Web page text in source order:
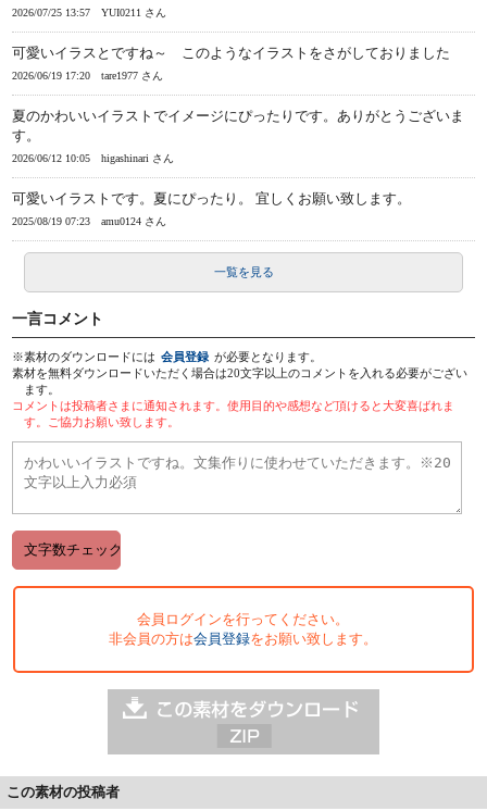
2026/07/25 13:57 YUI0211 さん
可愛いイラスとですね～ このようなイラストをさがしておりました
2026/06/19 17:20 tare1977 さん
夏のかわいいイラストでイメージにぴったりです。ありがとうございま
す。
2026/06/12 10:05 higashinari さん
可愛いイラストです。夏にぴったり。 宜しくお願い致します。
2025/08/19 07:23 amu0124 さん
一覧を見る
一言コメント
※素材のダウンロードには 会員登録 が必要となります。
素材を無料ダウンロードいただく場合は20文字以上のコメントを入れる必要がござい
ます。
コメントは投稿者さまに通知されます。使用目的や感想など頂けると大変喜ばれま
す。ご協力お願い致します。
会員ログインを行ってください。
非会員の方は会員登録をお願い致します。
この素材の投稿者